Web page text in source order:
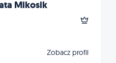
Mikosik
Zobacz profil